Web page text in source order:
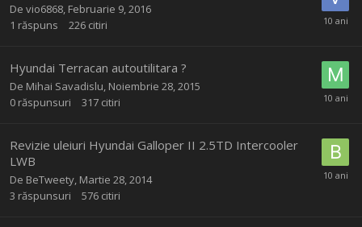
De vio6868 Februarie 9, 2016
1 răspuns 226 citiri
Hyundai Terracan autoutilitara ?
De Mihai Savadislu Noiembrie 28, 2015
0 răspunsuri 317 citiri
Revizie uleiuri Hyundai Galloper II 2.5TD Intercooler
LWB
De BeTweety Martie 28, 2014
3 răspunsuri 576 citiri